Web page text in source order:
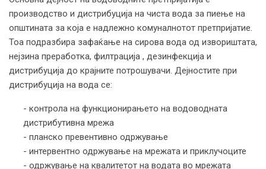
производство и дистрибуција на чиста вода за пиење на
општината за која е надлежно комуналнотот претпријатие.
Тоа подразбира зафаќање на сирова вода од извориштата,
нејзина преработка, филтрација , дезинфекција и
дистрибуција до крајните потрошувачи. Дејностите при
дистрибуција на вода се:
- контрола на функционирањето на водоводната
дистрибутивна мрежа
- планско превентивно одржување
- интервентно одржување на мрежата и приклучоците
- одржување на квалитетот на водата во мрежата